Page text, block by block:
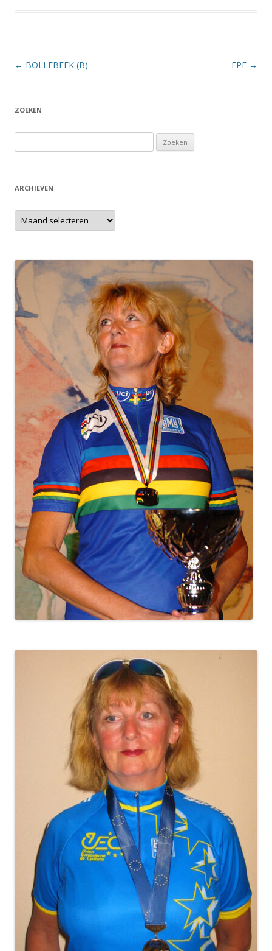
Berichtnavigatie
← BOLLEBEEK (B) EPE →
ZOEKEN
naar:
ARCHIEVEN
Archieven